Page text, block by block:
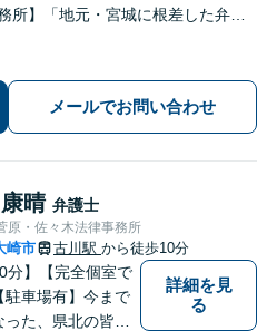
所】「地元・宮城に根差した弁護
メールでお問い合わせ
晴 弁護士
原・佐々木法律事務所
崎市 古川駅 から徒歩10分
分】【完全個室で
駐車場有】今まで
た、県北の皆さ
詳細を見
る